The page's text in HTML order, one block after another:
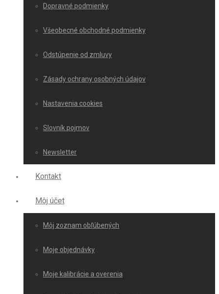
Dopravné podmienky
Všeobecné obchodné podmienky
Odstúpenie od zmluvy
Zásady ochrany osobných údajov
Nastavenia cookies
Slovník pojmov
Newsletter
Kontakt
Môj účet
Môj zoznam obľúbených
Moje objednávky
Moje kalibrácie a overenia